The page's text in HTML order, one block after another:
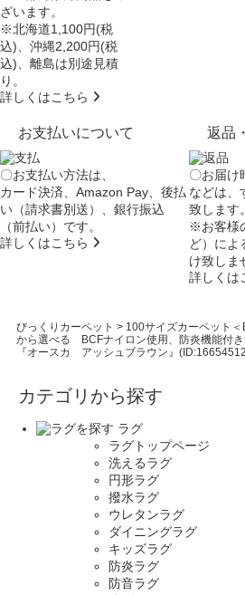
ざいます。
※北海道1,100円(税
込)、沖縄2,200円(税
込)、離島は別途見積
り。
詳しくはこちら
お支払いについて
〇お支払い方法は、
カード決済、Amazon Pay、後払
い（請求書別送）、銀行振込
（前払い）です。
詳しくはこちら
返品
〇お届け
などは、
致します。
※お客様
ど）によ
け致しま
詳しくは
びっくりカーペット > 100サイズカーペット＜
から選べる BCFナイロン使用、防炎機能付き
『オースカ アッシュブラウン』
カテゴリから探す
ラグ
ラグトップページ
洗えるラグ
円形ラグ
撥水ラグ
ウレタンラグ
ダイニングラグ
キッズラグ
防炎ラグ
防音ラグ